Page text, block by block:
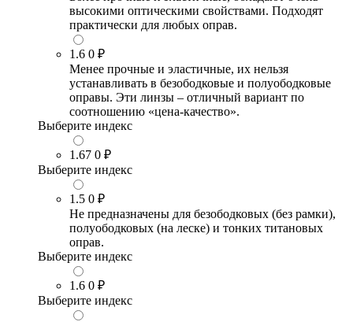
высокими оптическими свойствами. Подходят
практически для любых оправ.
1.6 0 ₽
Менее прочные и эластичные, их нельзя
устанавливать в безободковые и полуободковые
оправы. Эти линзы – отличный вариант по
соотношению «цена-качество».
Выберите индекс
1.67 0 ₽
Выберите индекс
1.5 0 ₽
Не предназначены для безободковых (без рамки),
полуободковых (на леске) и тонких титановых
оправ.
Выберите индекс
1.6 0 ₽
Выберите индекс